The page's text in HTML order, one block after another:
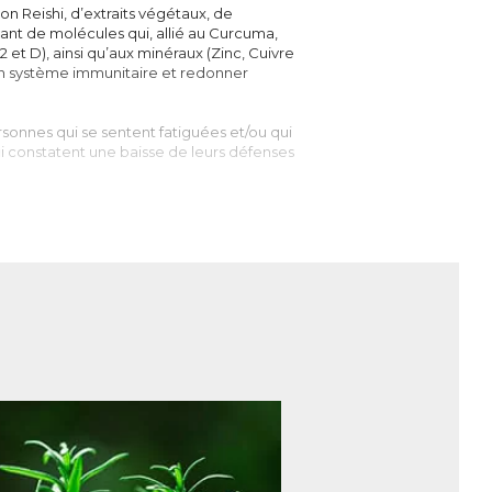
Reishi, d’extraits végétaux, de
de molécules qui, allié au Curcuma,
D), ainsi qu’aux minéraux (Zinc, Cuivre
système immunitaire et redonner
qui se sentent fatiguées et/ou qui
une baisse de leurs défenses
», le Reishi doit ces dénominations à
système immunitaire, le foie et le
aromatiques), Superoxyde
du Reishi un atout indéniable pour